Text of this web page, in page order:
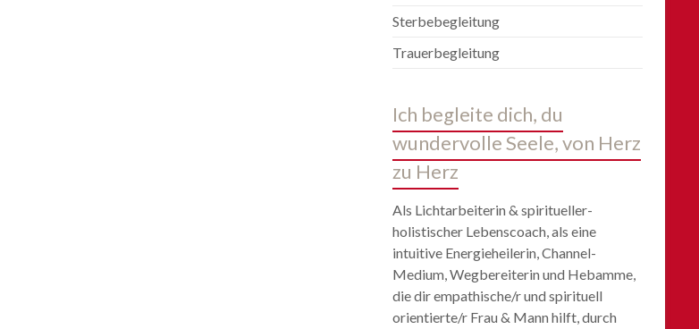
Sterbebegleitung
Trauerbegleitung
Ich begleite dich, du
wundervolle Seele, von Herz
zu Herz
Als Lichtarbeiterin & spiritueller-
holistischer Lebenscoach, als eine
intuitive Energieheilerin, Channel-
Medium, Wegbereiterin und Hebamme,
die dir empathische/r und spirituell
orientierte/r Frau & Mann hilft, durch